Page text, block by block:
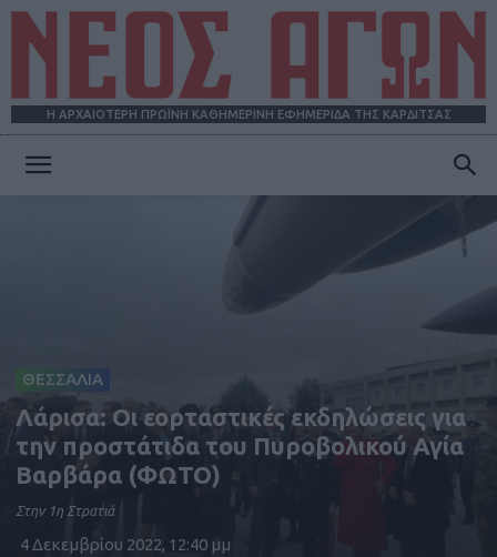
Η ΑΡΧΑΙΟΤΕΡΗ ΠΡΩΪΝΗ ΚΑΘΗΜΕΡΙΝΗ ΕΦΗΜΕΡΙΔΑ ΤΗΣ ΚΑΡΔΙΤΣΑΣ
ΘΕΣΣΑΛΙΑ
Λάρισα: Oι εορταστικές εκδηλώσεις για
την προστάτιδα του Πυροβολικού Αγία
Βαρβάρα (ΦΩΤΟ)
Στην 1η Στρατιά
4 Δεκεμβρίου 2022, 12:40 μμ